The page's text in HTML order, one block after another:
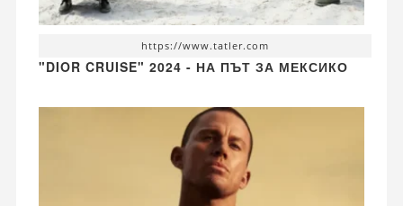
https://www.tatler.com
"DIOR CRUISE" 2024 - НА ПЪТ ЗА МЕКСИКО